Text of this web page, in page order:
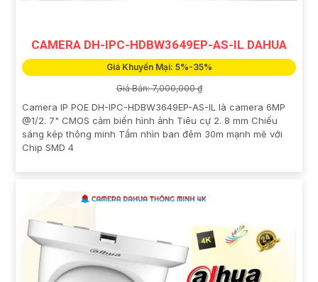
CAMERA DH-IPC-HDBW3649EP-AS-IL DAHUA
Giá Khuyến Mại: 5%-35%
Giá Bán: 7,000,000 ₫
Camera IP POE DH-IPC-HDBW3649EP-AS-IL là camera 6MP
@1/2. 7" CMOS cảm biến hình ảnh Tiêu cự 2. 8 mm Chiếu
sáng kép thông minh Tầm nhìn ban đêm 30m mạnh mẽ với
Chip SMD 4